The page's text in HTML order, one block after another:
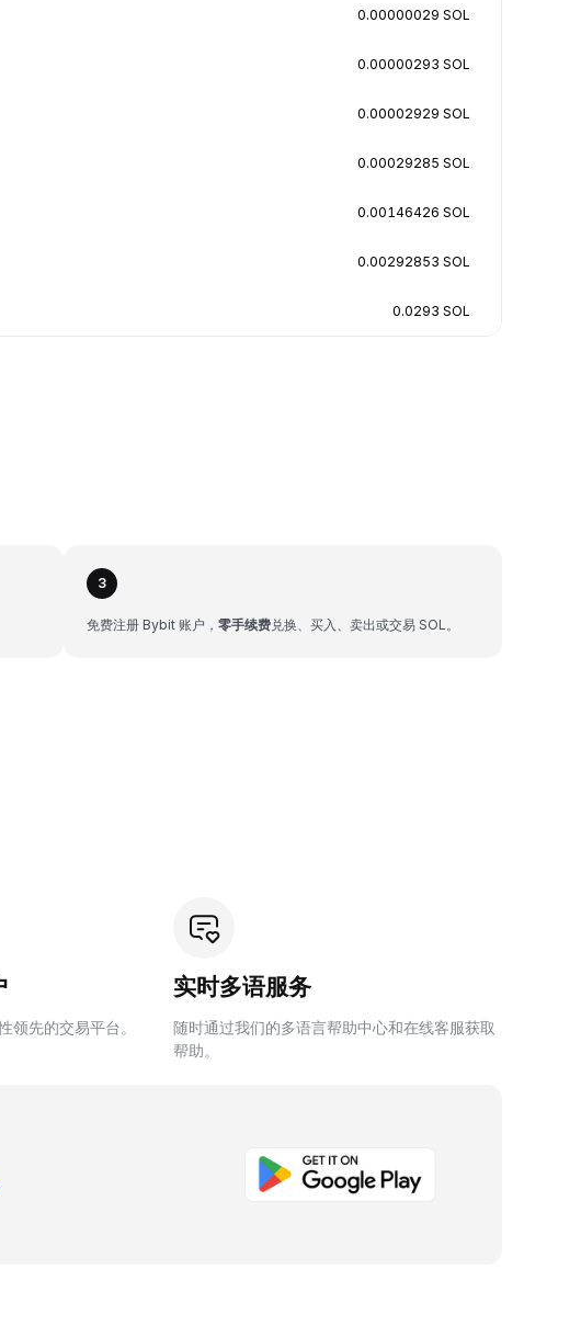
0.00000029 SOL
0.00000293 SOL
0.00002929 SOL
0.00029285 SOL
0.00146426 SOL
0.00292853 SOL
0.0293 SOL
3
免费注册 Bybit 账户， 零手续费 兑换、买入、卖出或交易 SOL。
领先的交易平台。
实时多语服务
随时通过我们的多语言帮助中心和在线客服获取
帮助。